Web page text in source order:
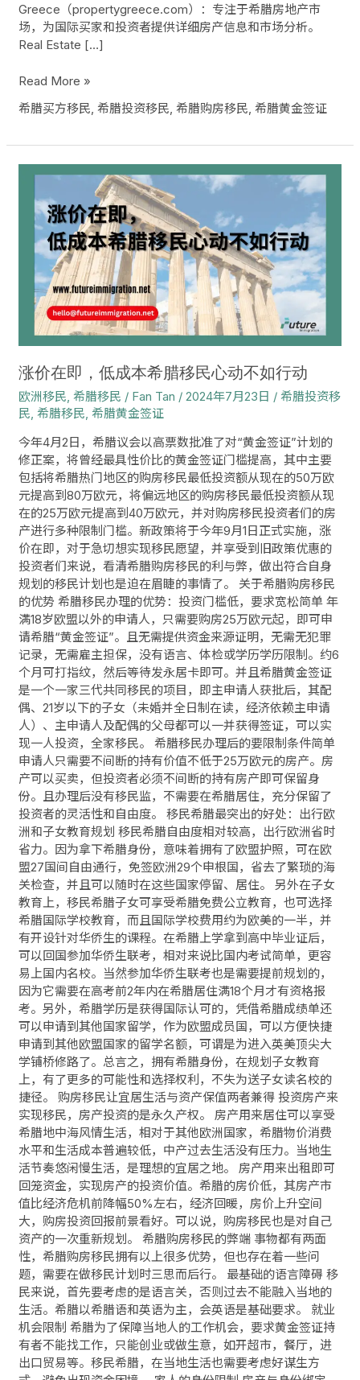
Greece（propertygreece.com）：专注于希腊房地产市
场，为国际买家和投资者提供详细房产信息和市场分析。
Real Estate […]
Read More »
希腊买方移民 希腊投资移民 希腊购房移民 希腊黄金签证
涨价在即，低成本希腊移民心动不如行动
欧洲移民, 希腊移民 / Fan Tan /2024年7月23日 / 希腊投资移
民, 希腊移民, 希腊黄金签证
今年4月2日，希腊议会以高票数批准了对“黄金签证”计划的
修正案，将曾经最具性价比的黄金签证门槛提高，其中主要
包括将希腊热门地区的购房移民最低投资额从现在的50万欧
元提高到80万欧元，将偏远地区的购房移民最低投资额从现
在的25万欧元提高到40万欧元，并对购房移民投资者们的房
产进行多种限制门槛。新政策将于今年9月1日正式实施，涨
价在即，对于急切想实现移民愿望，并享受到旧政策优惠的
投资者们来说，看清希腊购房移民的利与弊，做出符合自身
规划的移民计划也是迫在眉睫的事情了。 关于希腊购房移民
的优势 希腊移民办理的优势：投资门槛低，要求宽松简单 年
满18岁欧盟以外的申请人，只需要购房25万欧元起，即可申
请希腊“黄金签证”。且无需提供资金来源证明，无需无犯罪
记录，无需雇主担保，没有语言、体检或学历学历限制。约6
个月可打指纹，然后等待发永居卡即可。并且希腊黄金签证
是一个一家三代共同移民的项目，即主申请人获批后，其配
偶、21岁以下的子女（未婚并全日制在读，经济依赖主申请
人）、主申请人及配偶的父母都可以一并获得签证，可以实
现一人投资，全家移民。 希腊移民办理后的要限制条件简单
申请人只需要不间断的持有价值不低于25万欧元的房产。房
产可以买卖，但投资者必须不间断的持有房产即可保留身
份。且办理后没有移民监，不需要在希腊居住，充分保留了
投资者的灵活性和自由度。 移民希腊最突出的好处：出行欧
洲和子女教育规划 移民希腊自由度相对较高，出行欧洲省时
省力。因为拿下希腊身份，意味着拥有了欧盟护照，可在欧
盟27国间自由通行，免签欧洲29个申根国，省去了繁琐的海
关检查，并且可以随时在这些国家停留、居住。 另外在子女
教育上，移民希腊子女可享受希腊免费公立教育，也可选择
希腊国际学校教育，而且国际学校费用约为欧美的一半，并
有开设针对华侨生的课程。在希腊上学拿到高中毕业证后，
可以回国参加华侨生联考，相对来说比国内考试简单，更容
易上国内名校。当然参加华侨生联考也是需要提前规划的，
因为它需要在高考前2年内在希腊居住满18个月才有资格报
考。另外，希腊学历是获得国际认可的，凭借希腊成绩单还
可以申请到其他国家留学，作为欧盟成员国，可以方便快捷
申请到其他欧盟国家的留学名额，可谓是为进入英美顶尖大
学铺桥修路了。总言之，拥有希腊身份，在规划子女教育
上，有了更多的可能性和选择权利，不失为送子女读名校的
捷径。 购房移民让宜居生活与资产保值两者兼得 投资房产来
实现移民，房产投资的是永久产权。 房产用来居住可以享受
希腊地中海风情生活，相对于其他欧洲国家，希腊物价消费
水平和生活成本普遍较低，中产过去生活没有压力。当地生
活节奏悠闲慢生活，是理想的宜居之地。 房产用来出租即可
回笼资金，实现房产的投资价值。希腊的房价低，其房产市
值比经济危机前降幅50%左右，经济回暖，房价上升空间
大，购房投资回报前景看好。可以说，购房移民也是对自己
资产的一次重新规划。 希腊购房移民的弊端 事物都有两面
性，希腊购房移民拥有以上很多优势，但也存在着一些问
题，需要在做移民计划时三思而后行。 最基础的语言障碍 移
民来说，首先要考虑的是语言关，否则过去不能融入当地的
生活。希腊以希腊语和英语为主，会英语是基础要求。 就业
机会限制 希腊为了保障当地人的工作机会，要求黄金签证持
有者不能找工作，只能创业或做生意，如开超市，餐厅，进
出口贸易等。移民希腊，在当地生活也需要考虑好谋生方
即，
民
心
动
不
如
行
动